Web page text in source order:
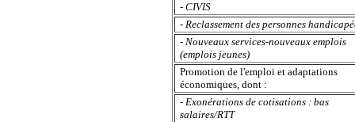
- CIVIS
- Reclassement des personnes
- Nouveaux services-nouveaux emplois
(emplois jeunes)
Promotion de l'emploi et adaptations
économiques, dont :
- Exonérations de cotisations : bas
salaires/RTT